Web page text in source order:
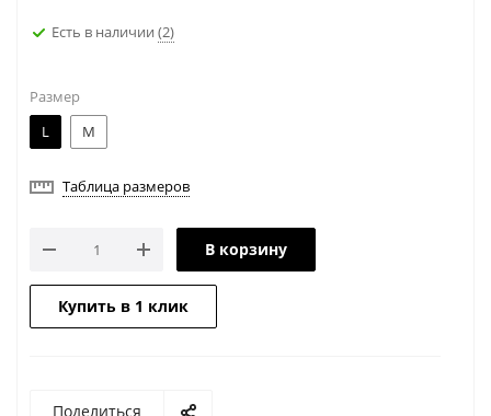
Есть в наличии (2)
Размер
L
M
Таблица размеров
В корзину
Купить в 1 клик
Поделиться